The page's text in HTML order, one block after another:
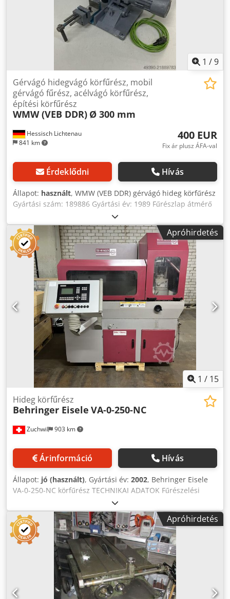
1 /9
Hessisch Lichtenau
841 km
Gérvágó hidegvágó körfűrész, mobil
gérvágó fűrész, acélvágó körfűrész,
építési körfűrész
WMW (VEB DDR) Ø 300 mm
400 EUR
Fix ár plusz ÁFA-val
Érdeklődni Hívás
Állapot: használt, WMW (VEB DDR) gérvágó hideg körfűrész
Gyártási szám: 189886 Gyártási év: 1989 Fűrészlap átmérő
max.: 300 mm Vágási tartomány 90°-nál, kör: kb. Ø 75 mm
Négyszög: kb. 70 x 70 mm Vágási tartomány 45°-nál, kör:
kb. Ø 55 mm Négyszög: kb. 50 x 50 mm Satu befogási
szélessége: 100 mm Fűrészlap fordulatszám: 31,5 ford/perc
Djdpfxsy Ra D Ds Aizock Motorteljesítmény: 0,37 kW
Hálózati csatlakozás: 230 V, 50 Hz - Gérszög állítás 45°-ig -
Anyagszorítósatu - Felszerelt fűrészlap Ø 275 mm
Helyigény (H x Sz x M): 600 x 600 x 700 mm Tömeg: 47 kg Jó
állapotban
Apróhirdetés
1 / 15
Zuchwil 903 km
Hideg körfűrész
Behringer Eisele VA-0-250-NC
Árinformáció Hívás
Állapot: jó (használt), Gyártási év: 2002, Behringer Eisele
VA-0-250-NC körfűrész TECHNIKAI ADATOK Fűrészelési
tartomány: 90 ° Fűrészlap átmérő: 25 cm Furat: 40 mm
Vágási tartomány: 10-75 mm Vágási hossz: 5-900 mm
Dedsvdk A Eepfx Aizjck Sebesség: 2800 fordulat/perc
Vágási sebességek: 26/52/103/206 SFPM vagy
0,13/0,26/0,52/1,05 m/s előtolási sebességek: 0-40 mm/sec
NC tengely: Igen Méretek: 190 x 127 x 190 Súly: 1300 kg A
megadott információk pontosságáért, teljességéért és
naprakészségéért nem vállalunk felelősséget.
Apróhirdetés